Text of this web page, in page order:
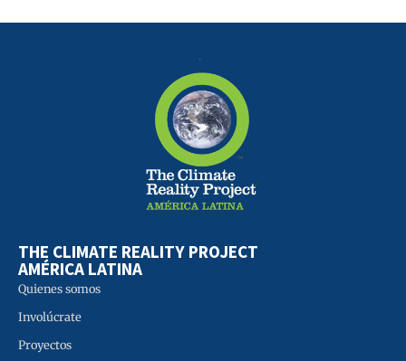
THE CLIMATE REALITY PROJECT
AMÉRICA LATINA
Quienes somos
Involúcrate
Proyectos